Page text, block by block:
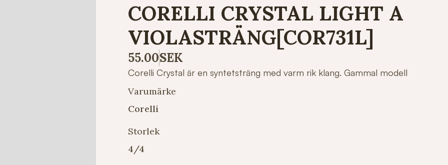
CORELLI CRYSTAL LIGHT A
VIOLASTRÄNG[COR731L]
55.00SEK
Corelli Crystal är en syntetsträng med varm rik klang. Gammal modell
Varumärke
Corelli
Storlek
4/4